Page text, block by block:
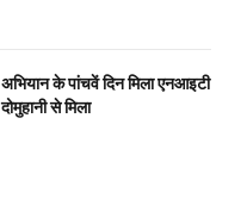
के पांचवें दिन मिला एनआइटी
से मिला